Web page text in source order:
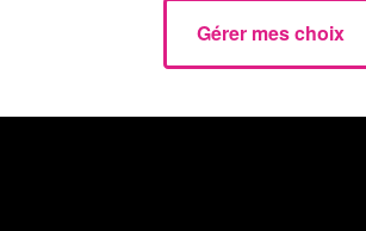
Gérer mes choix